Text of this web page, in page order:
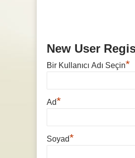
New User
Bir Kullanıcı Adı Seçin*
Ad*
Soyad*